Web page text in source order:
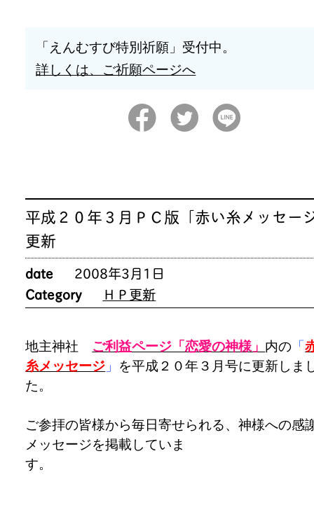
「えんむすび特別祈願」受付中。
詳しくは、ご祈願ページへ
平成２０年３月ＰＣ版「赤い糸メッセー
更新
date
2008年3月1日
Category
ＨＰ更新
地主神社 ご利益ページ「恋愛の神様」 内の 「
糸メッセージ 」 を平成２０年３月号に更新しま
た。
ご参拝の皆様から毎日寄せられる、神様への感
メッセージを掲載していま
す。